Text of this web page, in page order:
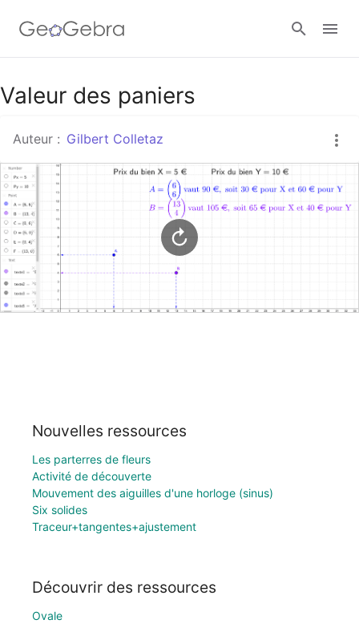
Google Classroom
Classe GeoGebra
Se connecter
Valeur des paniers
Auteur : Gilbert Colletaz
Nouvelles ressources
Les parterres de fleurs
Activité de découverte
Mouvement des aiguilles d'une horloge (sinus)
Six solides
Traceur+tangentes+ajustement
Découvrir des ressources
Ovale